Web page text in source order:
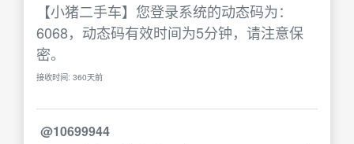
【小猪二手车】您登录系统的动态码为：
6068，动态码有效时间为5分钟，请注意保
密。
接收时间: 360天前
@10699944